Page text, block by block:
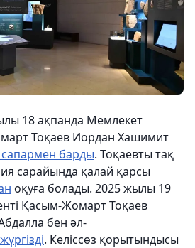
18 ақпанда Мемлекет
Тоқаев Иордан Хашимит
барды. Тоқаевты тақ
сарайында қалай қарсы
оқуға болады. 2025 жылы 19
Қасым-Жомарт Тоқаев
бен әл-
. Келіссөз қорытындысы